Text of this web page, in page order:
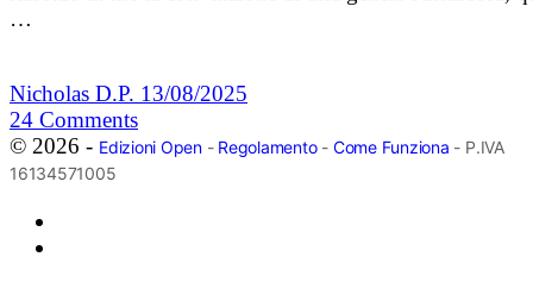
…
Nicholas D.P. 13/08/2025
24 Comments
© 2026 - Edizioni Open- Regolamento- Come Funziona - P.IVA
16134571005